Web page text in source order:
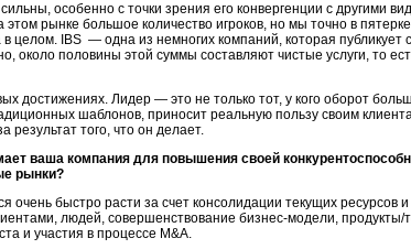
особенно с точки зрения его конвергенции с другими
этом рынке большое количество игроков, но мы точно в
целом. IBS — одна из немногих компаний, которая
около половины этой суммы составляют чистые услуги, то
достижениях. Лидер — это не только тот, у кого оборот
шаблонов, приносит реальную пользу своим
результат того, что он делает.
ваша компания для повышения своей
рынки?
очень быстро расти за счет консолидации текущих ресурсов
людей, совершенствование бизнес-модели,
и участия в процессе M&A.